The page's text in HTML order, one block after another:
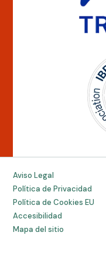
Aviso Legal
Política de Privacidad
Política de Cookies EU
Accesibilidad
Mapa del sitio